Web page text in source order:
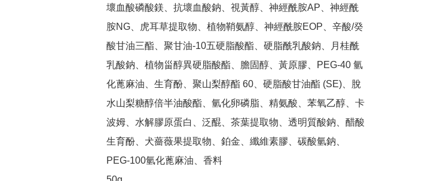
壞血酸磷酸鎂、抗壞血酸鈉、視黃醇、神經酰胺AP、神經酰
胺NG、虎耳草提取物、植物鞘氨醇、神經酰胺EOP、辛酸/癸
酸甘油三酯、聚甘油-10五硬脂酸酯、硬脂酰乳酸鈉、月桂酰
乳酸鈉、植物甾醇異硬脂酸酯、膽固醇、黃原膠、PEG-40 氫
化蓖麻油、生育酚、聚山梨醇酯 60、硬脂酸甘油酯 (SE)、脫
水山梨糖醇倍半油酸酯、氫化卵磷脂、精氨酸、苯氧乙醇、卡
波姆、水解膠原蛋白、泛醌、茶葉提取物、透明質酸鈉、醋酸
生育酚、犬薔薇果提取物、鉑金、纖維素膠、碳酸氫鈉、
PEG-100氫化蓖麻油、香料